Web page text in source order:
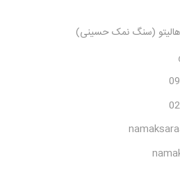
(سنگ نمک حسینی)